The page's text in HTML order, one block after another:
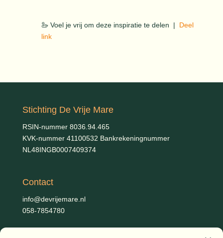
🦢 Voel je vrij om deze inspiratie te delen |
Deel
link
Stichting De Vrije Mare
RSIN-nummer 8036.94.465
KVK-nummer 41100532 Bankrekeningnummer
NL48INGB0007409374
Contact
info@devrijemare.nl
058-7854780